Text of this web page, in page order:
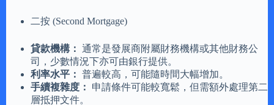
二按 (Second Mortgage)
貸款機構： 通常是發展商附屬財務機構或其他財務公
司，少數情況下亦可由銀行提供。
利率水平： 普遍較高，可能隨時間大幅增加。
手續複雜度：
申請條件可能較寬鬆，但需額外處理第二
層抵押文件。